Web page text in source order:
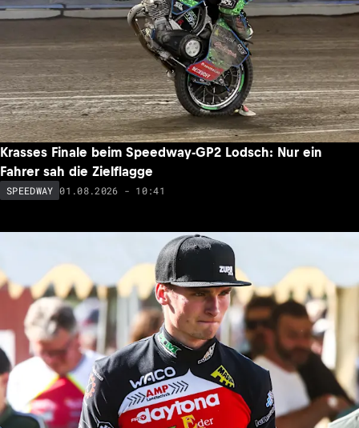
Krasses Finale beim Speedway-GP2 Lodsch: Nur ein
Fahrer sah die Zielflagge
SPEEDWAY 01.08.2026 - 10:41